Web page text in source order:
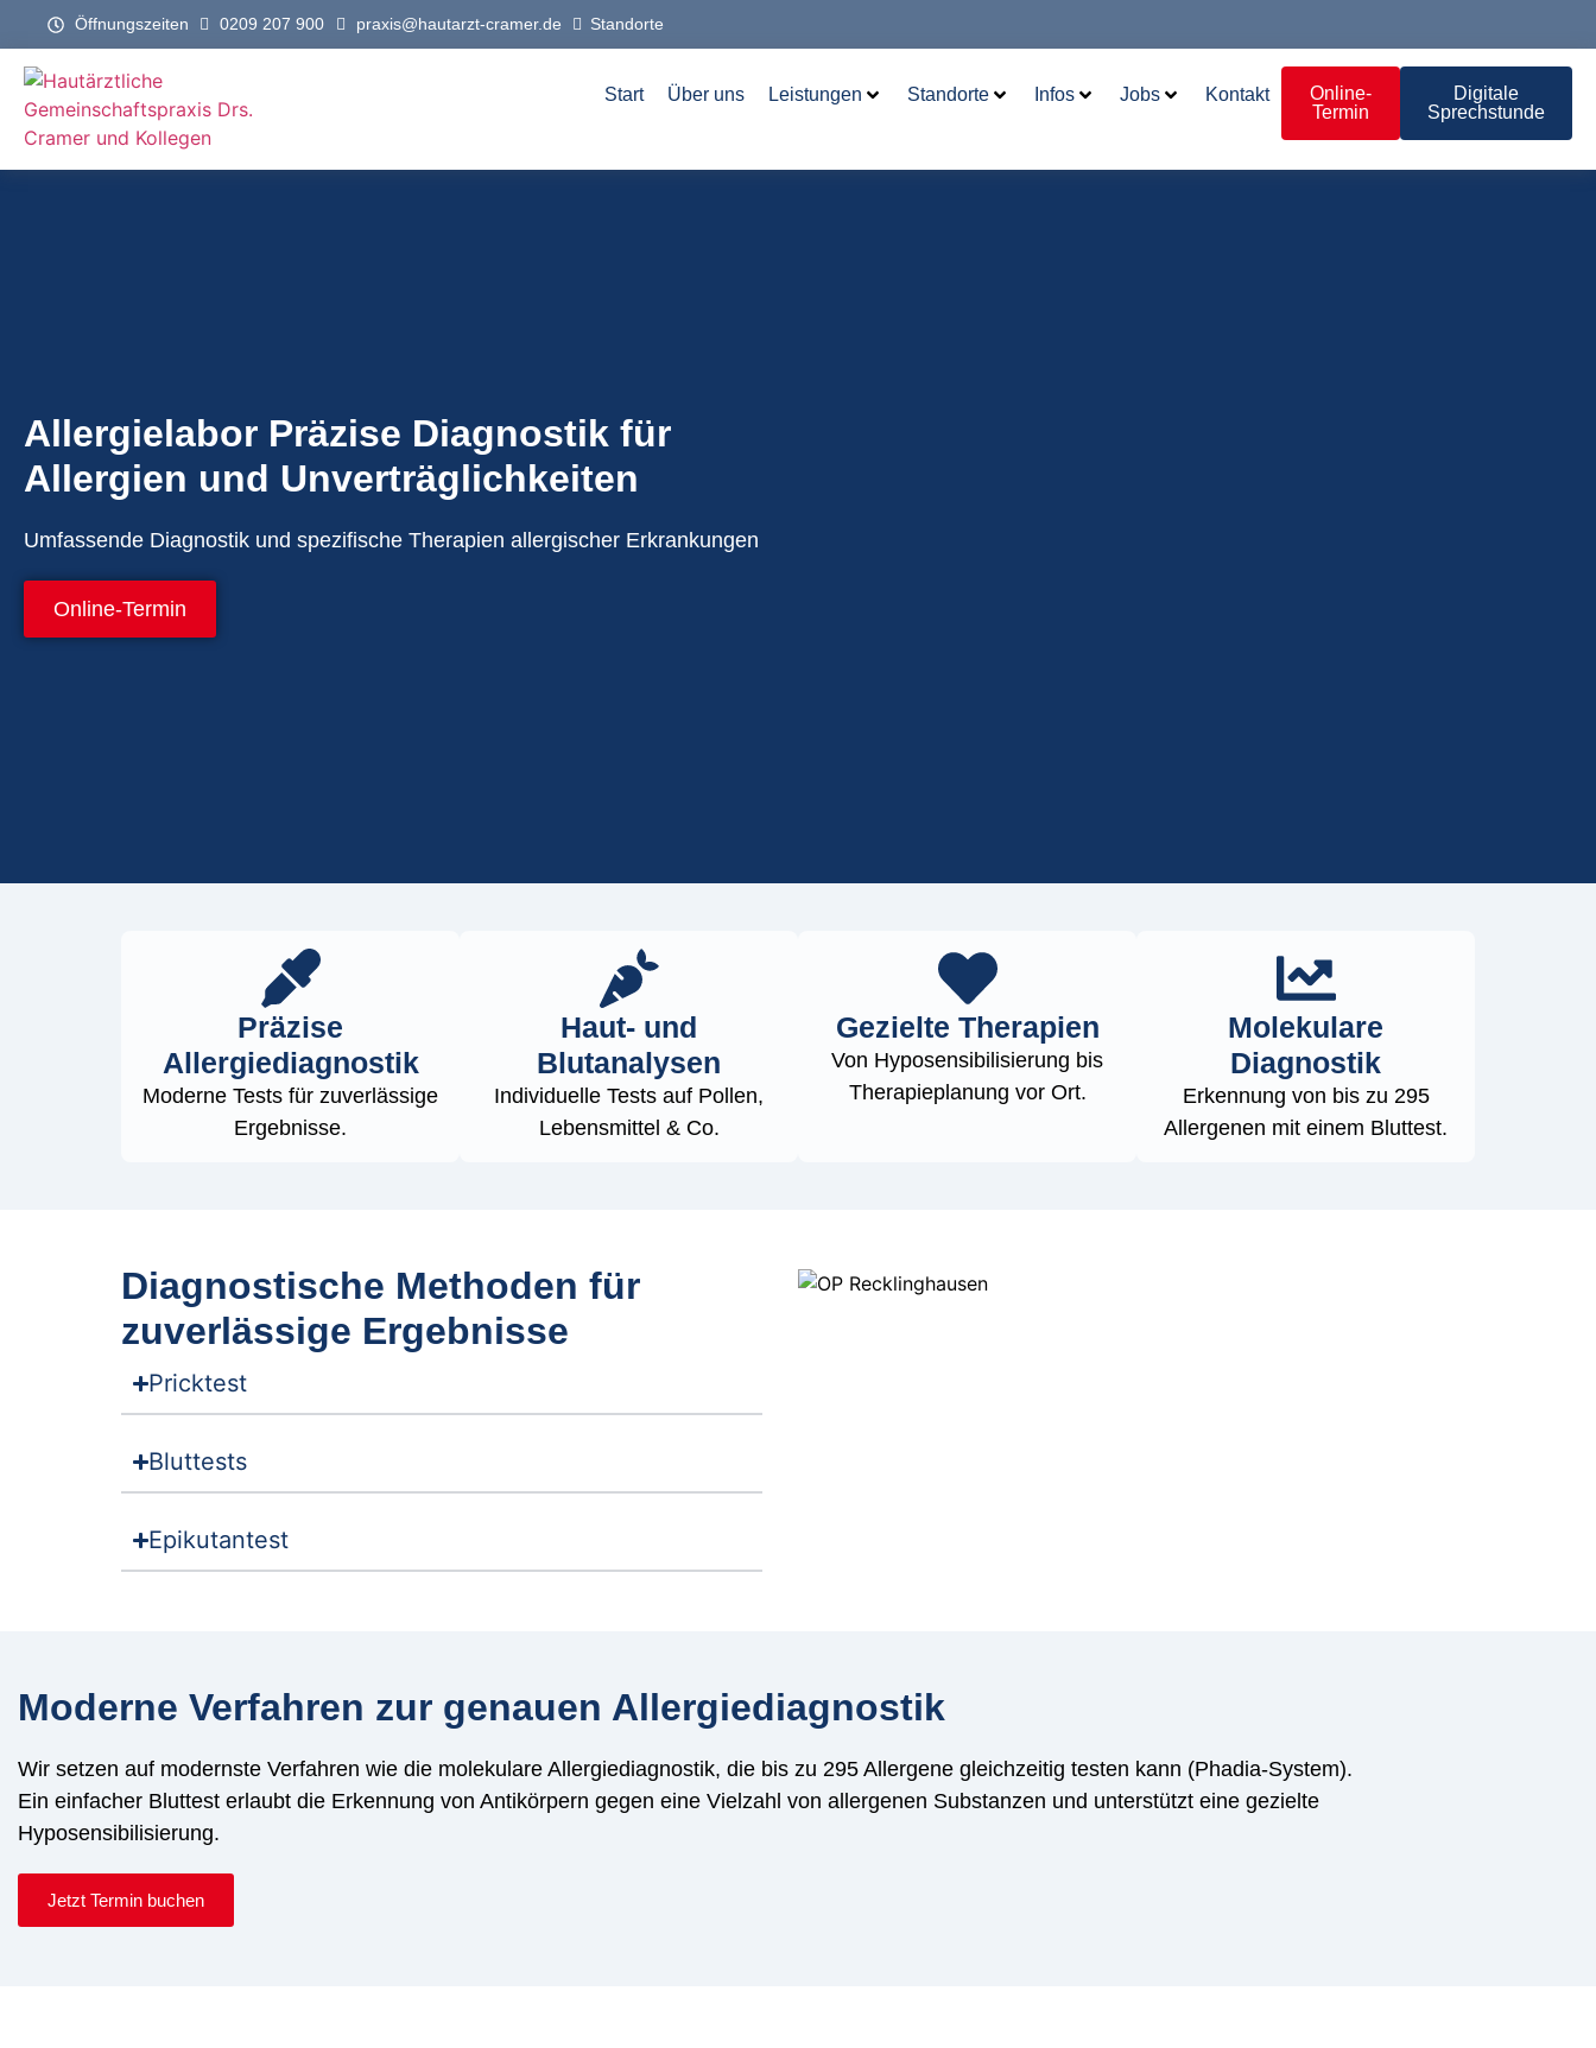
Öffnungszeiten 0209 207 900 praxis@hautarzt-cramer.de Standorte
Start Über uns Leistungen Standorte Infos Jobs Kontakt
Online-
Termin
Digitale
Sprechstunde
Allergielabor Präzise Diagnostik für
Allergien und Unverträglichkeiten
Umfassende Diagnostik und spezifische Therapien allergischer Erkrankungen
Online-Termin
Präzise
Allergiediagn­ostik
Moderne Tests für zuverlässige
Ergebnisse.
Haut- und
Blutanalysen
Individuelle Tests auf Pollen,
Lebensmittel & Co.
Gezielte Therapien
Von Hyposensibilisierung bis
Therapieplanung vor Ort.
Molekulare
Diagnostik
Erkennung von bis zu 295
Allergenen mit einem Bluttest.
Diagnostische Methoden für
zuverlässige Ergebnisse
Pricktest
Bluttests
Epikutantest
Moderne Verfahren zur genauen Allergiediagnostik
Wir setzen auf modernste Verfahren wie die molekulare Allergiediagnostik, die bis zu 295 Allergene gleichzeitig testen kann (Phadia-System).
Ein einfacher Bluttest erlaubt die Erkennung von Antikörpern gegen eine Vielzahl von allergenen Substanzen und unterstützt eine gezielte
Hyposensibilisierung.
Jetzt Termin buchen